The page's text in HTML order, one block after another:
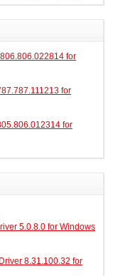
for
for
for
5.0.8.0 for Windows
8.31.100.32 for